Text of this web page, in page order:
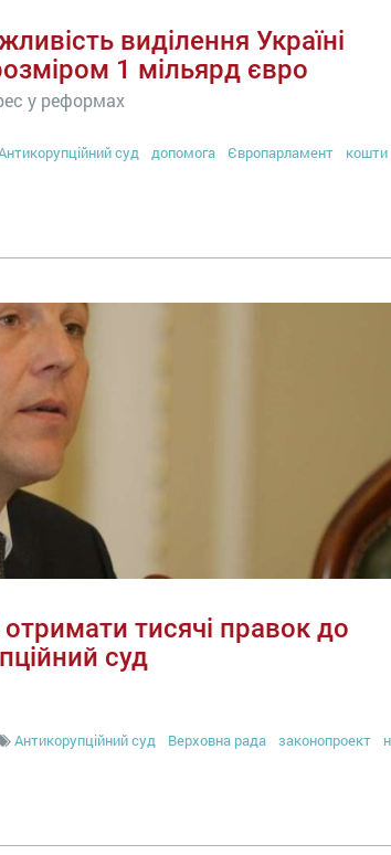
виділення Україні
1 мільярд євро
у реформах
суд допомога Європарламент кошти
тисячі правок до
суд
Антикорупційний суд Верховна рада законопроект